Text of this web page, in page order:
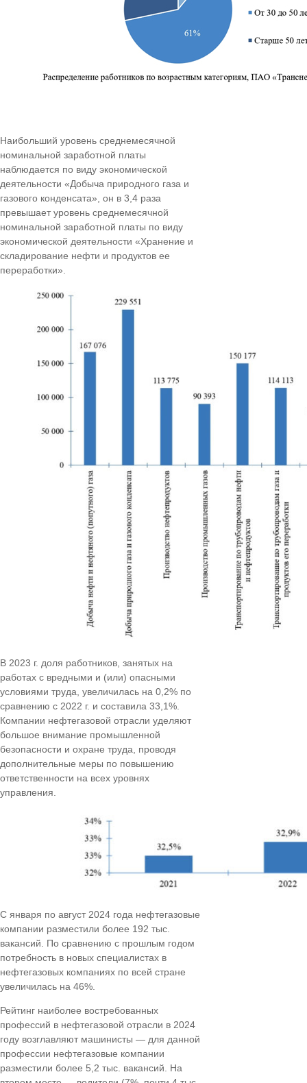
Наибольший уровень среднемесячной
номинальной заработной платы
наблюдается по виду экономической
деятельности «Добыча природного газа и
газового конденсата», он в 3,4 раза
превышает уровень среднемесячной
номинальной заработной платы по виду
экономической деятельности «Хранение и
складирование нефти и продуктов ее
переработки».
В 2023 г. доля работников, занятых на
работах с вредными и (или) опасными
условиями труда, увеличилась на 0,2% по
сравнению с 2022 г. и составила 33,1%.
Компании нефтегазовой отрасли уделяют
большое внимание промышленной
безопасности и охране труда, проводя
дополнительные меры по повышению
ответственности на всех уровнях
управления.
С января по август 2024 года нефтегазовые
компании разместили более 192 тыс.
вакансий. По сравнению с прошлым годом
потребность в новых специалистах в
нефтегазовых компаниях по всей стране
увеличилась на 46%.
Рейтинг наиболее востребованных
профессий в нефтегазовой отрасли в 2024
году возглавляют машинисты — для данной
профессии нефтегазовые компании
разместили более 5,2 тыс. вакансий. На